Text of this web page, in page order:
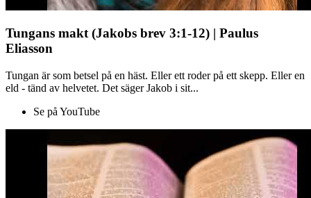
Tungans makt (Jakobs brev 3:1-12) | Paulus
Eliasson
Tungan är som betsel på en häst. Eller ett roder på ett skepp. Eller en
eld - tänd av helvetet. Det säger Jakob i sit...
Se på YouTube